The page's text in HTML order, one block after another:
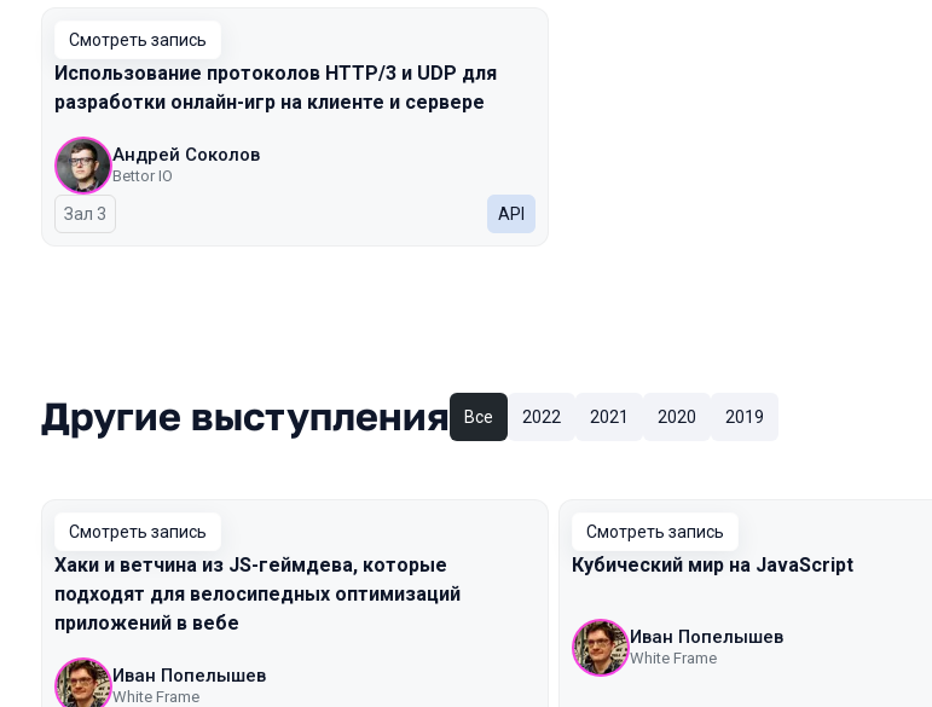
Смотреть запись
Использование протоколов HTTP/3 и UDP для
разработки онлайн-игр на клиенте и сервере
Андрей Соколов
Bettor IO
Зал 3 API
Другие выступления Все 2022 2021 2020 2019
Смотреть запись
Хаки и ветчина из JS-геймдева, которые
подходят для велосипедных оптимизаций
приложений в вебе
Иван Попелышев
White Frame
Смотреть запись
Кубический мир на JavaScript
Иван Попелышев
White Frame